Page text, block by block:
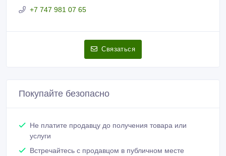
+7 747 981 07 65
Связаться
Покупайте безопасно
Не платите продавцу до получения товара или
услуги
Встречайтесь с продавцом в публичном месте